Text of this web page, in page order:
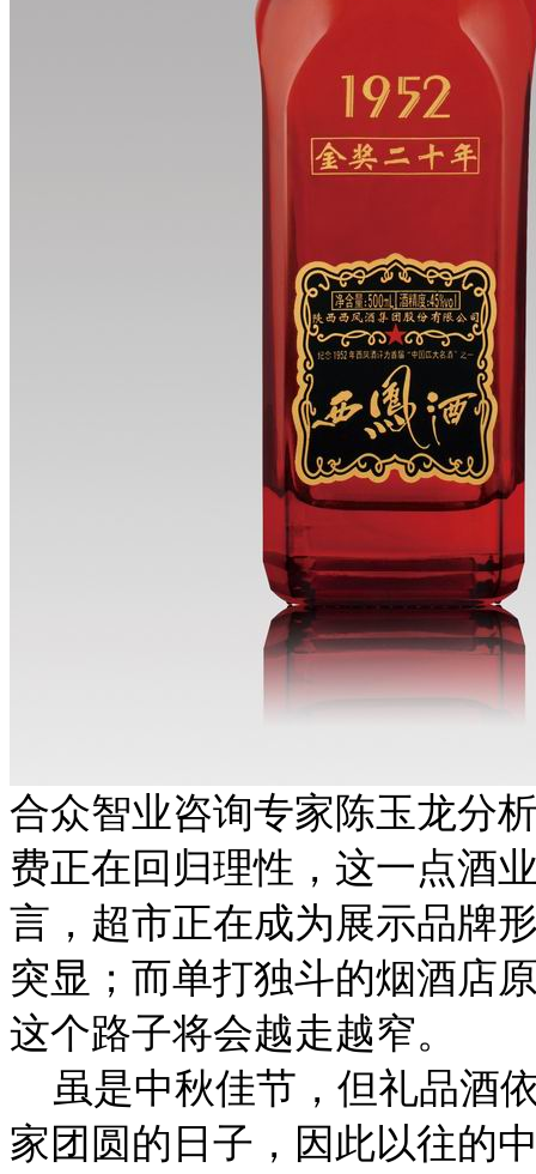
合众智业咨询专家陈玉龙分
费正在回归理性，这一点酒
言，超市正在成为展示品牌
突显；而单打独斗的烟酒店
这个路子将会越走越窄。
虽是中秋佳节，但礼品酒
家团圆的日子，因此以往的